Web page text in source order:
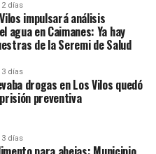
2 días
impulsará análisis
agua en Caimanes: Ya hay
de la Seremi de Salud
3 días
drogas en Los Vilos quedó
preventiva
3 días